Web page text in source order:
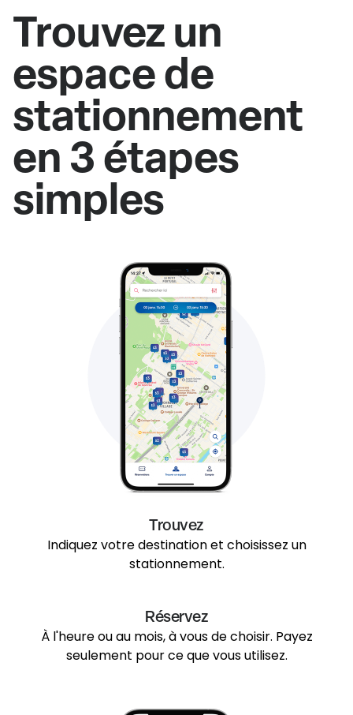
Trouvez un
espace de
stationnement
en 3 étapes
simples
Trouvez
Indiquez votre destination et choisissez un
stationnement.
Réservez
À l'heure ou au mois, à vous de choisir. Payez
seulement pour ce que vous utilisez.